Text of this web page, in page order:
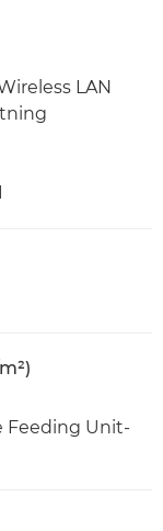
LAN
Feeding Unit-